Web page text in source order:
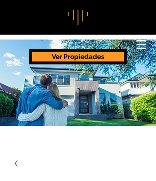
Ver Propiedades